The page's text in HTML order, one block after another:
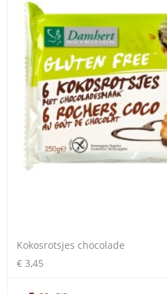
Kokosrotsjes chocolade
€ 3,45